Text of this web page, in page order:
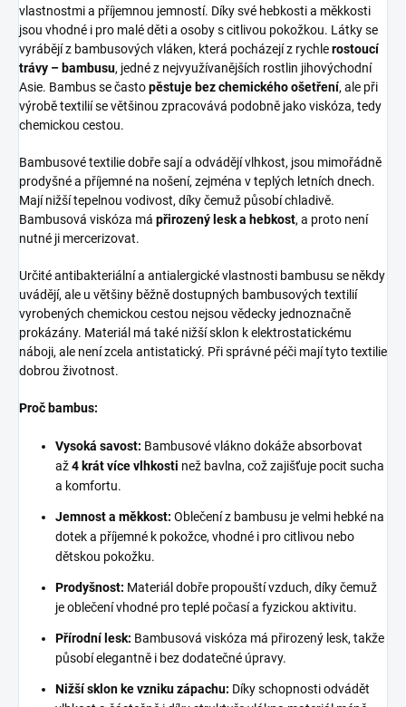
vlastnostmi a příjemnou jemností. Díky své hebkosti a měkkosti
jsou vhodné i pro malé děti a osoby s citlivou pokožkou. Látky se
vyrábějí z bambusových vláken, která pocházejí z rychlerostoucí
trávy – bambusu, jedné z nejvyužívanějších rostlin jihovýchodní
Asie. Bambus se častopěstuje bez chemického ošetření, ale při
výrobě textilií se většinou zpracovává podobně jako viskóza, tedy
chemickou cestou.
Bambusové textilie dobře sají a odvádějí vlhkost, jsou mimořádně
prodyšné a příjemné na nošení, zejména v teplých letních dnech.
Mají nižší tepelnou vodivost, díky čemuž působí chladivě.
Bambusová viskóza má přirozený lesk a hebkost, a proto není
nutné ji mercerizovat.
Určité antibakteriální a antialergické vlastnosti bambusu se někdy
uvádějí, ale u většiny běžně dostupných bambusových textilií
vyrobených chemickou cestou nejsou vědecky jednoznačně
prokázány. Materiál má také nižší sklon k elektrostatickému
náboji, ale není zcela antistatický. Při správné péči mají tyto textilie
dobrou životnost.
Proč bambus:
Vysoká savost: Bambusové vlákno dokáže absorbovat
až4 krát více vlhkosti než bavlna, což zajišťuje pocit sucha
a komfortu.
Jemnost a měkkost: Oblečení z bambusu je velmi hebké na
dotek a příjemné k pokožce, vhodné i pro citlivou nebo
dětskou pokožku.
Prodyšnost: Materiál dobře propouští vzduch, díky čemuž
je oblečení vhodné pro teplé počasí a fyzickou aktivitu.
Přírodní lesk: Bambusová viskóza má přirozený lesk, takže
působí elegantně i bez dodatečné úpravy.
Nižší sklon ke vzniku zápachu: Díky schopnosti odvádět